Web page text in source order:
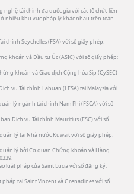
nghệ tài chính đa quốc gia với các tổ chức liên
nhiều khu vực pháp lý khác nhau trên toàn
chính Seychelles (FSA) với số giấy phép:
khoán và Đầu tư Úc (ASIC) với số giấy phép:
khoán và Giao dịch Cộng hòa Síp (CySEC)
vụ Tài chính Labuan (LFSA) tại Malaysia với
lý ngành tài chính Nam Phi (FSCA) với số
Dịch vụ Tài chính Mauritius (FSC) với số
lý tại Nhà nước Kuwait với số giấy phép:
lý bởi Cơ quan Chứng khoán và Hàng
luật pháp của Saint Lucia với số đăng ký:
tại Saint Vincent và Grenadines với số